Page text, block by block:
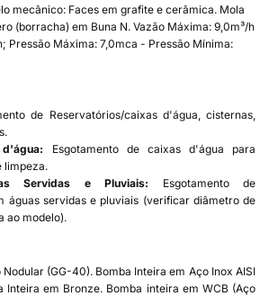
mecânico: Faces em grafite e cerâmica. Mola
(borracha) em Buna N. Vazão Máxima: 9,0m³/h
Pressão Máxima: 7,0mca - Pressão Mínima:
de Reservatórios/caixas d'água, cisternas,
Esgotamento de caixas d'água para
limpeza.
Servidas e Pluviais: Esgotamento de
águas servidas e pluviais (verificar diâmetro de
ao modelo).
(GG-40). Bomba Inteira em Aço Inox AISI
Inteira em Bronze. Bomba inteira em WCB (Aço